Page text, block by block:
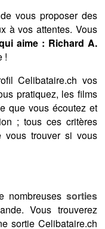
vous proposer des
à vos attentes. Vous
aime : Richard A.
!
Celibataire.ch vos
pratiquez, les films
que vous écoutez et
; tous ces critères
vous trouver si vous
nombreuses sorties
Vous trouverez
sortie Celibataire.ch